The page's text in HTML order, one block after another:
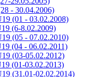
- 30.04.2006)
(01 - 03.02.2008)
(6-8.02.2009)
(05 - 07.02.2010)
(04 - 06.02.2011)
(03-05.02.2012)
(01-03.02.2013)
(31.01-02.02.2014)